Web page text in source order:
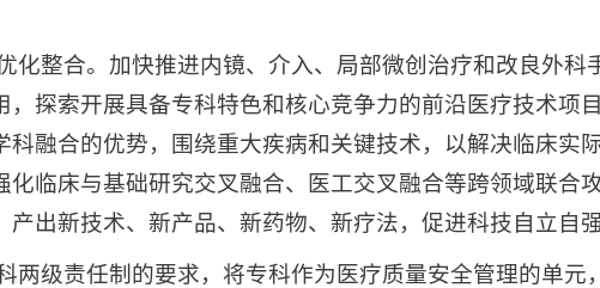
化整合。加快推进内镜、介入、局部微创治疗和改良外
探索开展具备专科特色和核心竞争力的前沿医疗技术项
融合的优势，围绕重大疾病和关键技术，以解决临床实
临床与基础研究交叉融合、医工交叉融合等跨领域联合
出新技术、新产品、新药物、新疗法，促进科技自立自强
两级责任制的要求，将专科作为医疗质量安全管理的单元